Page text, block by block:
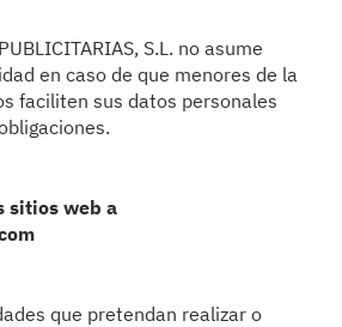
S.L. no asume
en caso de que menores de la
faciliten sus datos personales
sitios web a
que pretendan realizar o